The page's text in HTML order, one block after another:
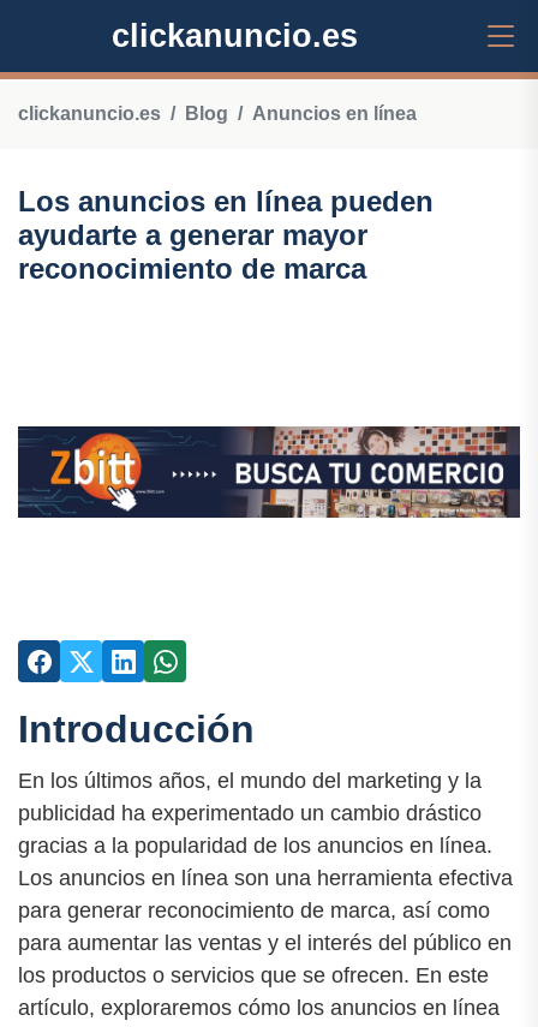
clickanuncio.es
clickanuncio.es Blog Anuncios en línea
Los anuncios en línea pueden
ayudarte a generar mayor
reconocimiento de marca
Introducción
En los últimos años, el mundo del marketing y la
publicidad ha experimentado un cambio drástico
gracias a la popularidad de los anuncios en línea.
Los anuncios en línea son una herramienta efectiva
para generar reconocimiento de marca, así como
para aumentar las ventas y el interés del público en
los productos o servicios que se ofrecen. En este
artículo, exploraremos cómo los anuncios en línea